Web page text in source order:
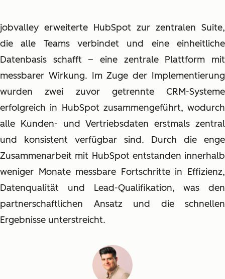
jobvalley erweiterte HubSpot zur zentralen Suite,
die alle Teams verbindet und eine einheitliche
Datenbasis schafft – eine zentrale Plattform mit
messbarer Wirkung. Im Zuge der Implementierung
wurden zwei zuvor getrennte CRM-Systeme
erfolgreich in HubSpot zusammengeführt, wodurch
alle Kunden- und Vertriebsdaten erstmals zentral
und konsistent verfügbar sind. Durch die enge
Zusammenarbeit mit HubSpot entstanden innerhalb
weniger Monate messbare Fortschritte in Effizienz,
Datenqualität und Lead-Qualifikation, was den
partnerschaftlichen Ansatz und die schnellen
Ergebnisse unterstreicht.